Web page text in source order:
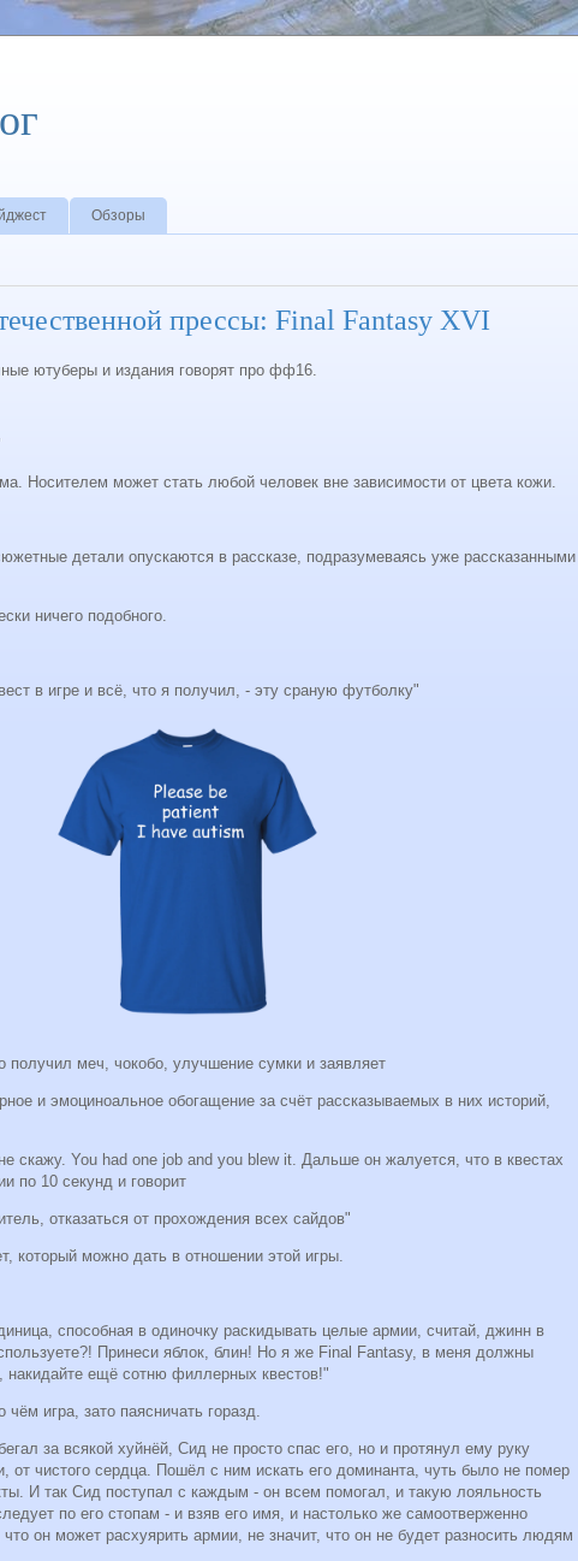
Обзоры
прессы: Final Fantasy XVI
ютуберы и издания говорят про фф16.
Носителем может стать любой человек вне зависимости от цвета кожи.
детали опускаются в рассказе, подразумеваясь уже рассказанными
ничего подобного.
в игре и всё, что я получил, - эту сраную футболку"
получил меч, чокобо, улучшение сумки и заявляет
и эмоциноальное обогащение за счёт рассказываемых в них историй,
скажу. You had one job and you blew it. Дальше он жалуется, что в квестах
по 10 секунд и говорит
отказаться от прохождения всех сайдов"
который можно дать в отношении этой игры.
способная в одиночку раскидывать целые армии, считай, джинн в
Принеси яблок, блин! Но я же Final Fantasy, в меня должны
накидайте ещё сотню филлерных квестов!"
игра, зато паясничать горазд.
за всякой хуйнёй, Сид не просто спас его, но и протянул ему руку
от чистого сердца. Пошёл с ним искать его доминанта, чуть было не помер
И так Сид поступал с каждым - он всем помогал, и такую лояльность
по его стопам - и взяв его имя, и настолько же самоотверженно
он может расхуярить армии, не значит, что он не будет разносить людям